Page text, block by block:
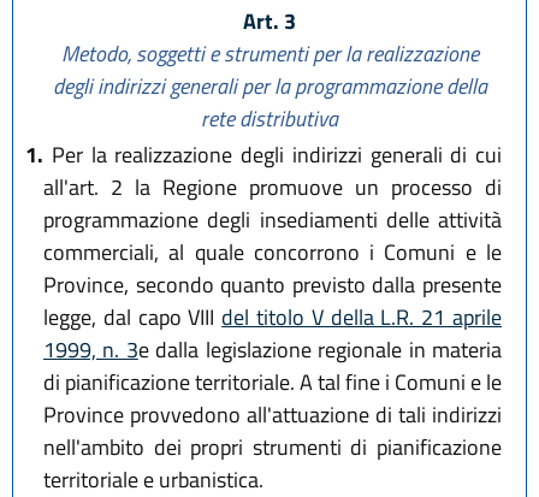
Art. 3
Metodo, soggetti e strumenti per la realizzazione
degli indirizzi generaliper la programmazione della
rete distributiva
1. Per la realizzazione degli indirizzi generali di cui
all'art. 2 la Regione promuove un processo di
programmazione degli insediamenti delle attività
commerciali, al quale concorrono i Comuni e le
Province, secondo quanto previsto dalla presente
legge, dal capo VIII del titolo V della L.R. 21 aprile
1999, n. 3e dalla legislazione regionale in materia
di pianificazione territoriale. A tal fine i Comuni e le
Province provvedono all'attuazione di tali indirizzi
nell'ambito dei propri strumenti di pianificazione
territoriale e urbanistica.